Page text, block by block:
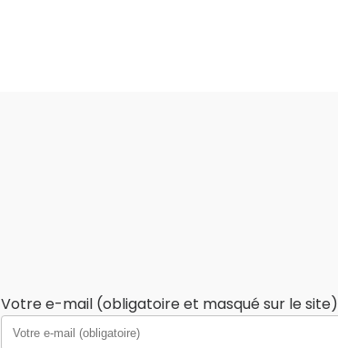
Votre e-mail (obligatoire et masqué sur le site)